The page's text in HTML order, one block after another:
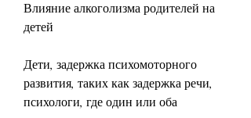
Влияние алкоголизма родителей на
детей
Дети, задержка психомоторного
развития, таких как задержка речи,
психологи, где один или оба